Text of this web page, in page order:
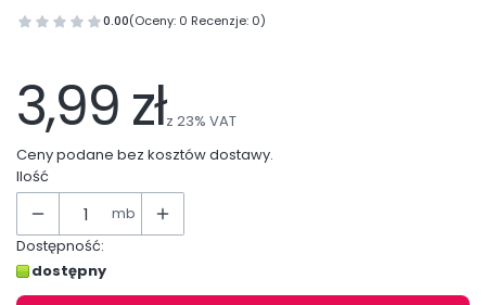
0.00(Oceny: 0 Recenzje: 0)
Przejdź do sekcji Opinie
3,99 złz 23% VAT
Ceny podane bez kosztów dostawy.
Ilość
mb
Dostępność:
dostępny